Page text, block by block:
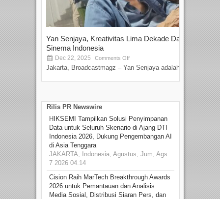
Yan Senjaya, Kreativitas Lima Dekade Dalam
Sinema Indonesia
Dec 22, 2025 Comments Off
Jakarta, Broadcastmagz – Yan Senjaya adalah...
Rilis PR Newswire
HIKSEMI Tampilkan Solusi Penyimpanan
Data untuk Seluruh Skenario di Ajang DTI
Indonesia 2026, Dukung Pengembangan AI
di Asia Tenggara
JAKARTA, Indonesia, Agustus, Jum, Ags
7 2026 04.14
Cision Raih MarTech Breakthrough Awards
2026 untuk Pemantauan dan Analisis
Media Sosial, Distribusi Siaran Pers, dan